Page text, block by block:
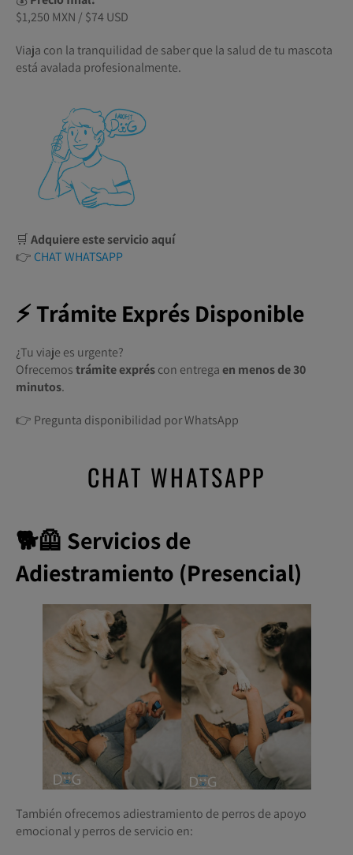
$1,250 MXN / $74 USD
Viaja con la tranquilidad de saber que la salud de tu mascota
está avalada profesionalmente.
🛒Adquiere este servicio aquí
👉 CHAT WHATSAPP
⚡ Trámite Exprés Disponible
¿Tu viaje es urgente?
Ofrecemostrámite expréscon entregaen menos de 30
minutos.
👉 Pregunta disponibilidad por WhatsApp
CHAT WHATSAPP
🐕🦺 Servicios de
Adiestramiento (Presencial)
También ofrecemos adiestramiento de perros de apoyo
emocional y perros de servicio en: